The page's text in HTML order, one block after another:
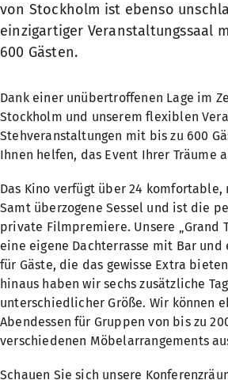
von Stockholm ist ebenso
einzigartiger Veranstaltungssaal
600 Gästen.
Dank einer unübertroffenen Lage im
Stockholm und unserem flexiblen
Stehveranstaltungen mit bis zu 600
Ihnen helfen, das Event Ihrer Träume
Das Kino verfügt über 24
Samt überzogene Sessel und ist die
private Filmpremiere. Unsere „Grand
eine eigene Dachterrasse mit Bar
für Gäste, die das gewisse Extra
hinaus haben wir sechs zusätzliche
unterschiedlicher Größe. Wir können
Abendessen für Gruppen von bis zu
verschiedenen Möbelarrangements
Schauen Sie sich unsere